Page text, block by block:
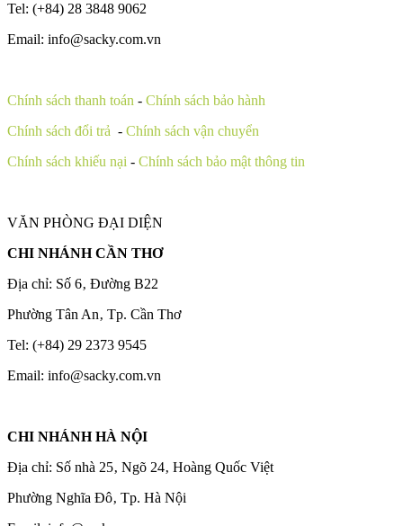
Tel: (+84) 28 3848 9062
Email: info@sacky.com.vn
Chính sách thanh toán - Chính sách bảo hành
Chính sách đổi trả - Chính sách vận chuyển
Chính sách khiếu nại - Chính sách bảo mật thông tin
VĂN PHÒNG ĐẠI DIỆN
CHI NHÁNH CẦN THƠ
Địa chỉ: Số 6‚ Đường B22
Phường Tân An‚ Tp. Cần Thơ
Tel: (+84) 29 2373 9545
Email: info@sacky.com.vn
CHI NHÁNH HÀ NỘI
Địa chỉ: Số nhà 25‚ Ngõ 24‚ Hoàng Quốc Việt
Phường Nghĩa Đô‚ Tp. Hà Nội